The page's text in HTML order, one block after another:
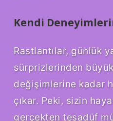
Kendi
Rastlantılar, günlük
sürprizlerinden
değişimlerine kadar
çıkar. Peki, sizin
gerçekten tesadüf